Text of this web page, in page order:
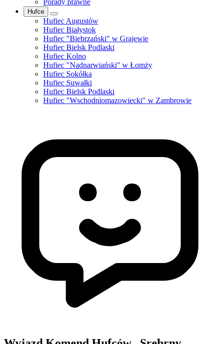
Porady prawne
Hufce
Hufiec Augustów
Hufiec Białystok
Hufiec "Biebrzański" w Grajewie
Hufiec Bielsk Podlaski
Hufiec Kolno
Hufiec "Nadnarwiański" w Łomży
Hufiec Sokółka
Hufiec Suwałki
Hufiec Bielsk Podlaski
Hufiec "Wschodniomazowiecki" w Zambrowie